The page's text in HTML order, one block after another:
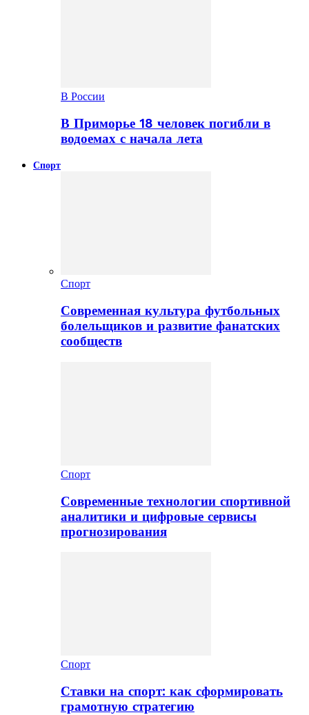
В России
В Приморье 18 человек погибли в
водоемах с начала лета
Спорт
Спорт
Современная культура футбольных
болельщиков и развитие фанатских
сообществ
Спорт
Современные технологии спортивной
аналитики и цифровые сервисы
прогнозирования
Спорт
Ставки на спорт: как сформировать
грамотную стратегию